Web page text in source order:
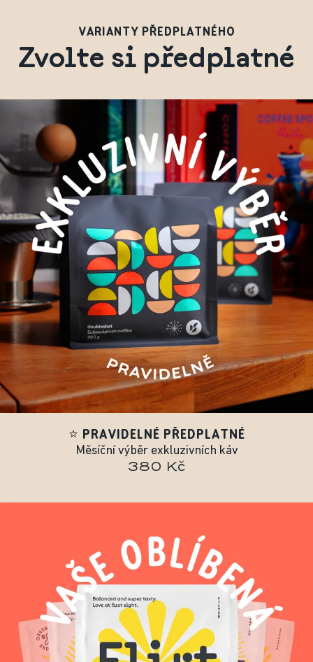
VARIANTY PŘEDPLATNÉHO
Zvolte si předplatné
⭐ PRAVIDELNÉ PŘEDPLATNÉ
Měsíční výběr exkluzivních káv
380 Kč